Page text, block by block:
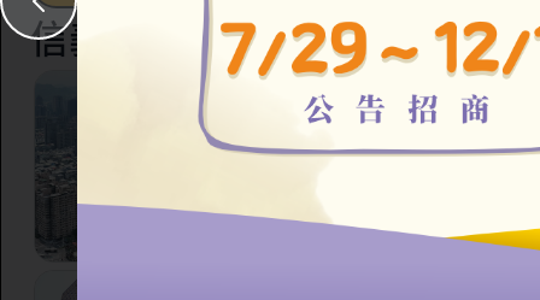
信義區
臺北市信義區虎林段
147地號等45筆土地
市更新案
臺北市信義區永吉路321巷
路以北所圍之部分街廓範圍